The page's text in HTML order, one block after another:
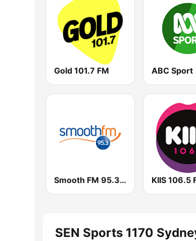
Gold 101.7 FM ABC Sport
Smooth FM 95.3 Sydney KIIS 106.5
SEN Sports 1170